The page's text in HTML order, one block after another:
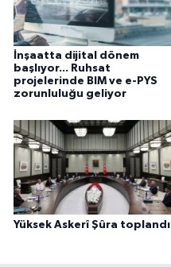
İnşaatta dijital dönem
başlıyor... Ruhsat
projelerinde BIM ve e-PYS
zorunluluğu geliyor
Yüksek Askerî Şûra toplandı